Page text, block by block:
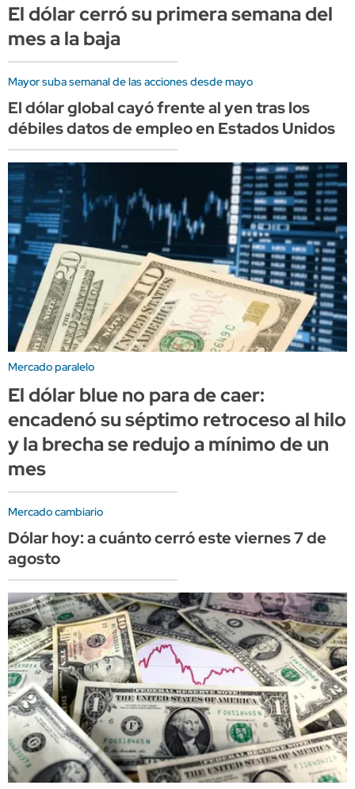
El dólar cerró su primera semana del
mes a la baja
Mayor suba semanal de las acciones desde mayo
El dólar global cayó frente al yen tras los
débiles datos de empleo en Estados Unidos
Mercado paralelo
El dólar blue no para de caer:
encadenó su séptimo retroceso al hilo
y la brecha se redujo a mínimo de un
mes
Mercado cambiario
Dólar hoy: a cuánto cerró este viernes 7 de
agosto